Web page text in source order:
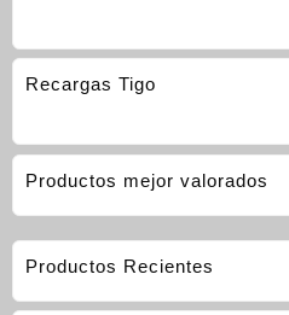
Recargas Tigo
Productos mejor valorados
Productos Recientes